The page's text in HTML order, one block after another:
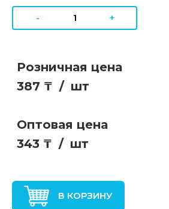
- +
Розничная цена
387 ₸ / шт
Оптовая цена
343 ₸ / шт
В КОРЗИНУ